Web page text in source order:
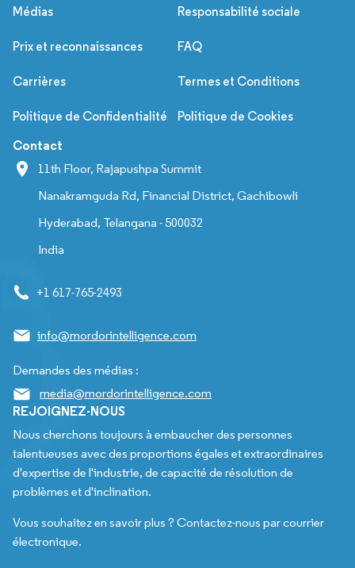
Médias Responsabilité sociale
Prix et reconnaissances FAQ
Carrières Termes et Conditions
Politique de Confidentialité Politique de Cookies
Contact
11th Floor, Rajapushpa Summit
Nanakramguda Rd, Financial District, Gachibowli
Hyderabad, Telangana - 500032
India
+1 617-765-2493
info@mordorintelligence.com
Demandes des médias :
media@mordorintelligence.com
REJOIGNEZ-NOUS
Nous cherchons toujours à embaucher des personnes
talentueuses avec des proportions égales et extraordinaires
d'expertise de l'industrie, de capacité de résolution de
problèmes et d'inclination.
Vous souhaitez en savoir plus ? Contactez-nous par courrier
électronique.